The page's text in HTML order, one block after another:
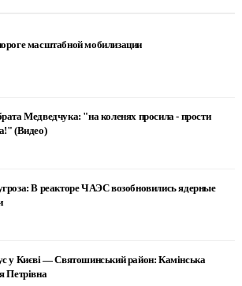
масштабной мобилизации
Медведчука: "на коленях просила - прости
(Видео)
В реакторе ЧАЭС возобновились ядерные
у Києві — Святошинський район: Камінська
Петрівна